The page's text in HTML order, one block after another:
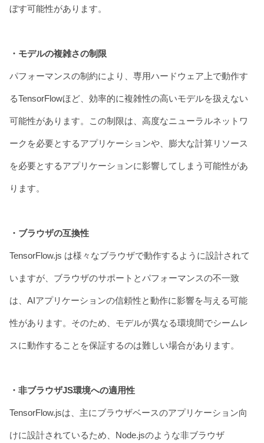
ぼす可能性があります。
・モデルの複雑さの制限
パフォーマンスの制約により、専用ハードウェア上で動作す
るTensorFlowほど、効率的に複雑性の高いモデルを扱えない
可能性があります。この制限は、高度なニューラルネットワ
ークを必要とするアプリケーションや、膨大な計算リソース
を必要とするアプリケーションに影響してしまう可能性があ
ります。
・ブラウザの互換性
TensorFlow.js は様々なブラウザで動作するように設計されて
いますが、ブラウザのサポートとパフォーマンスの不一致
は、AIアプリケーションの信頼性と動作に影響を与える可能
性があります。そのため、モデルが異なる環境間でシームレ
スに動作することを保証するのは難しい場合があります。
・非ブラウザJS環境への適用性
TensorFlow.jsは、主にブラウザベースのアプリケーション向
けに設計されているため、Node.jsのような非ブラウザ